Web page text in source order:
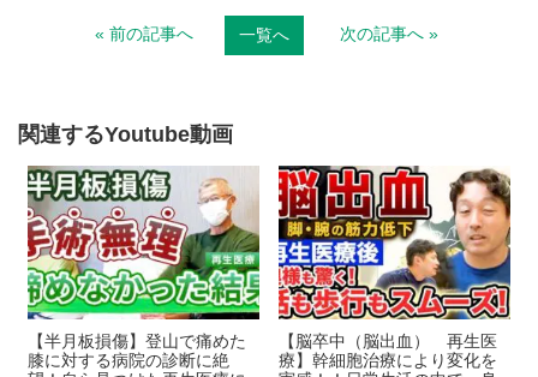
e
o
o
k
« 前の記事へ 一覧へ 次の記事へ »
関連するYoutube動画
【半月板損傷】登山で痛めた
膝に対する病院の診断に絶
【脳卒中（脳出血） 再生医
療】幹細胞治療により変化を